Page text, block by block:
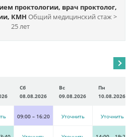
проктологии, врач проктолог,
КМН Общий медицинский стаж >
25 лет
Сб
08.08.2026
Вс
09.08.2026
Пн
10.08.2026
09:00 – 16:20 Уточнить Уточнить